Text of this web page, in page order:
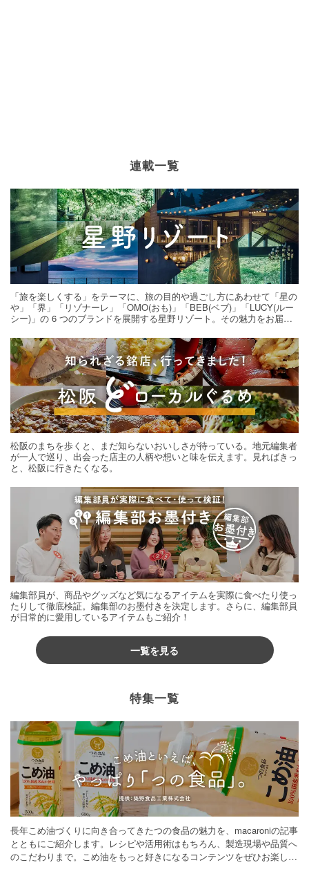
連載一覧
「旅を楽しくする」をテーマに、旅の目的や過ごし方にあわせて「星の
や」「界」「リゾナーレ」「OMO(おも)」「BEB(ベブ)」「LUCY(ルー
シー)」の 6 つのブランドを展開する星野リゾート。その魅力をお届け
松阪のまちを歩くと、まだ知らないおいしさが待っている。地元編集者
が一人で巡り、出会った店主の人柄や想いと味を伝えます。見ればきっ
と、松阪に行きたくなる。
編集部員が、商品やグッズなど気になるアイテムを実際に食べたり使っ
たりして徹底検証。編集部のお墨付きを決定します。さらに、編集部員
が日常的に愛用しているアイテムもご紹介！
一覧を見る
特集一覧
長年こめ油づくりに向き合ってきたつの食品の魅力を、macaroniの記事
とともにご紹介します。レシピや活用術はもちろん、製造現場や品質へ
のこだわりまで。こめ油をもっと好きになるコンテンツをぜひお楽しみ